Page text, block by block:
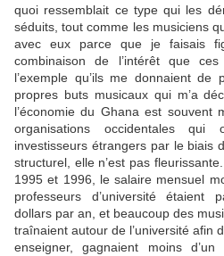
quoi ressemblait ce type qui les
séduits, tout comme les musiciens
avec eux parce que je faisais
combinaison de l’intérêt que
l’exemple qu’ils me donnaient de
propres buts musicaux qui m’a
l’économie du Ghana est souvent
organisations occidentales
investisseurs étrangers par le biais
structurel, elle n’est pas
1995 et 1996, le salaire mensuel
professeurs d’université étaient
dollars par an, et beaucoup des
traînaient autour de l’université afin
enseigner, gagnaient moins